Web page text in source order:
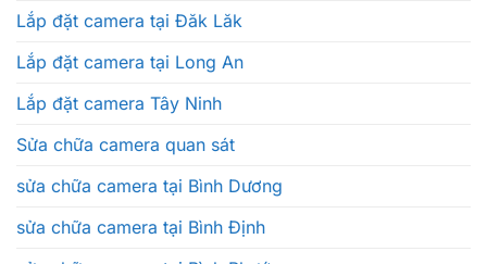
Lắp đặt camera tại Đăk Lăk
Lắp đặt camera tại Long An
Lắp đặt camera Tây Ninh
Sửa chữa camera quan sát
sửa chữa camera tại Bình Dương
sửa chữa camera tại Bình Định